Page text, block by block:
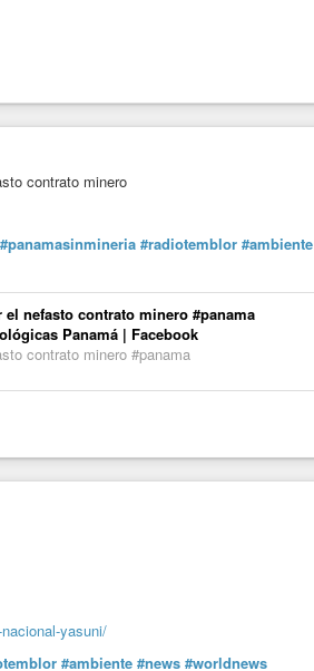
contrato minero
#panamasinmineria #radiotemblor #ambiente
el nefasto contrato minero #panama
Panamá | Facebook
contrato minero #panama
yasuni/
#ambiente #news #worldnews